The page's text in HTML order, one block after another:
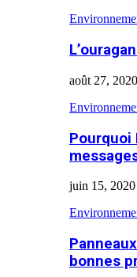
août 27, 2020
Pourquoi
juin 15, 2020
bonnes